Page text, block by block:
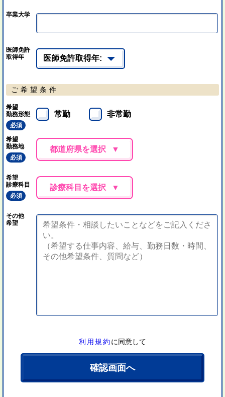
卒業大学
医師免許
取得年
ご希望条件
希望
勤務形態
必須
常勤 非常勤
希望
勤務地
必須
都道府県を選択
希望
診療科目
必須
診療科目を選択
その他
希望
利用規約 に同意して
確認画面へ